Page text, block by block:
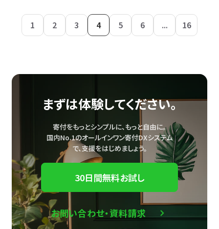
1 2 3 4 5 6 ... 16
まずは体験してください。
寄付をもっとシンプルに、もっと自由に。
国内No.1のオールインワン寄付DXシステム
で、支援をはじめましょう。
30日間無料お試し
お問い合わせ・資料請求